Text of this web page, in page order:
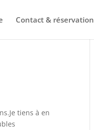
Contact & réservation
tiens à en